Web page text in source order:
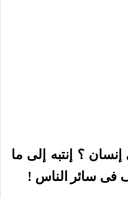
؟ إنتبه إلى ما
فى سائر الناس !